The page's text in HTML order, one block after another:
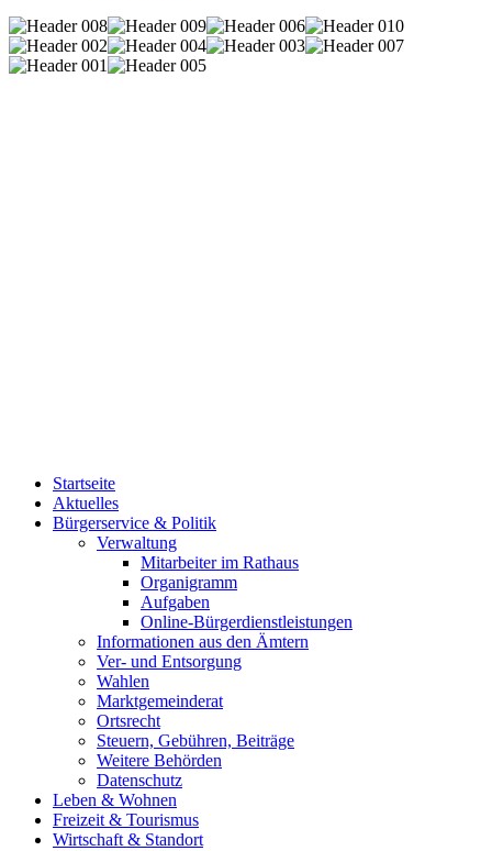
Startseite
Aktuelles
Bürgerservice & Politik
Verwaltung
Mitarbeiter im Rathaus
Organigramm
Aufgaben
Online-Bürgerdienstleistungen
Informationen aus den Ämtern
Ver- und Entsorgung
Wahlen
Marktgemeinderat
Ortsrecht
Steuern, Gebühren, Beiträge
Weitere Behörden
Datenschutz
Leben & Wohnen
Freizeit & Tourismus
Wirtschaft & Standort